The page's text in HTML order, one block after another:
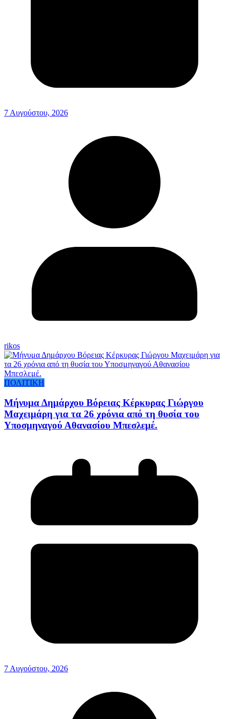
7 Αυγούστου, 2026
rikos
ΠΟΛΙΤΙΚΗ
Μήνυμα Δημάρχου Βόρειας Κέρκυρας Γιώργου
Μαχειμάρη για τα 26 χρόνια από τη θυσία του
Υποσμηναγού Αθανασίου Μπεσλεμέ.
7 Αυγούστου, 2026